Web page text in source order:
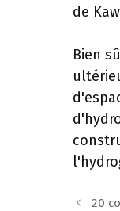
de
Bien
20